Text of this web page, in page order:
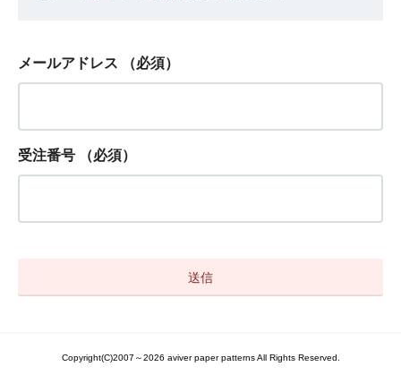
メールアドレス （必須）
受注番号 （必須）
Copyright(C)2007～2026 aviver paper patterns All Rights Reserved.